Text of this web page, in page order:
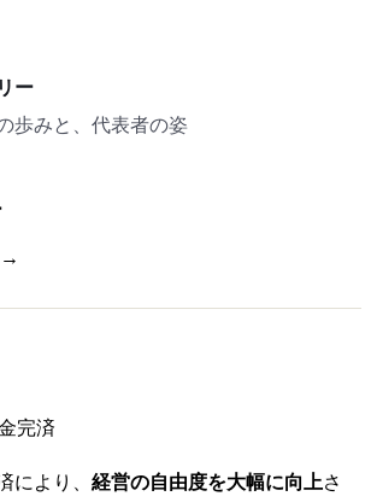
ー
歩みと、代表者の姿
→
完済
により、 経営の自由度を大幅に向上さ